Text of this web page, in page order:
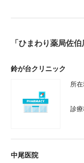
「ひまわり薬局佐
鈴が台クリニック
所
診
中尾医院